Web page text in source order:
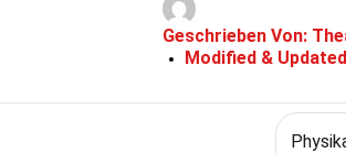
Geschrieben Von:
Modified &